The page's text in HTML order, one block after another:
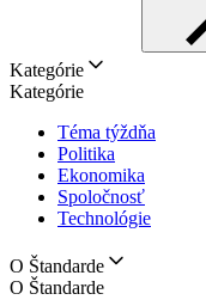
Kategórie
Kategórie
Téma týždňa
Politika
Ekonomika
Spoločnosť
Technológie
O Štandarde
O Štandarde